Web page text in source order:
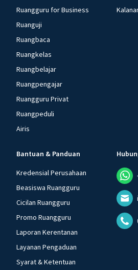
Ruangguru for Business
Ruanguji
Ruangbaca
Ruangkelas
Ruangbelajar
Ruangpengajar
Ruangguru Privat
Ruangpeduli
Airis
Bantuan & Panduan
Kredensial Perusahaan
Beasiswa Ruangguru
Cicilan Ruangguru
Promo Ruangguru
Laporan Kerentanan
Layanan Pengaduan
Syarat & Ketentuan